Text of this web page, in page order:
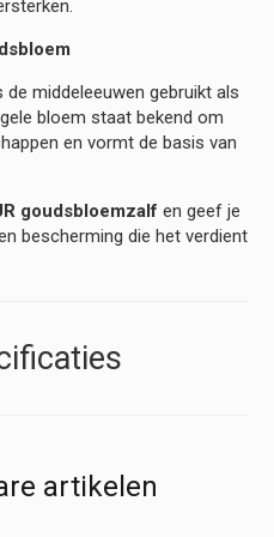
middeleeuwen gebruikt als
bloem staat bekend om
en vormt de basis van
goudsbloemzalf en geef je
bescherming die het verdient
artikelen